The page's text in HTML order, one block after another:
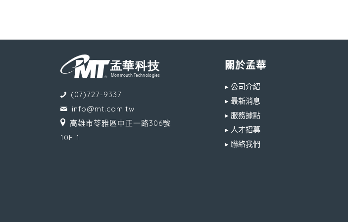
(07)727-9337
info@mt.com.tw
高雄市苓雅區中正一路306號
10F-1
關於孟華
▸ 公司介紹
▸ 最新消息
▸ 服務據點
▸ 人才招募
▸ 聯絡我們